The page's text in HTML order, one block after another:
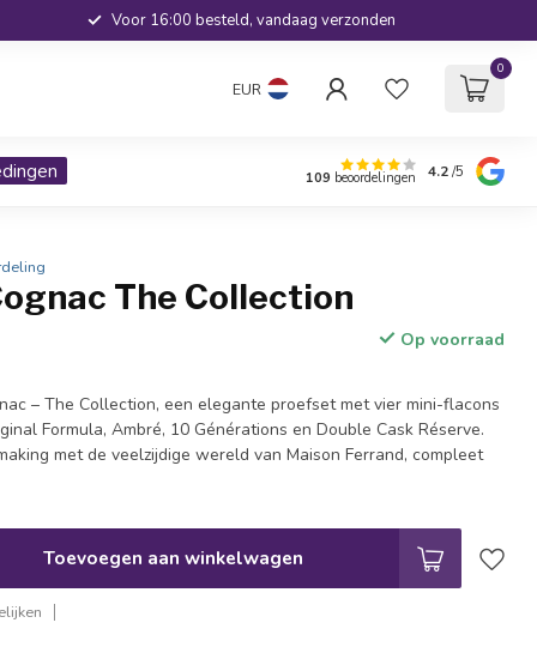
Voor 16:00 besteld, vandaag verzonden
EUR
0
109 beoordelingen 4.2/5
The Collection
Op voorraad
– The Collection, een elegante proefset met vier mini-flacons
Formula, Ambré, 10 Générations en Double Cask Réserve.
met de veelzijdige wereld van Maison Ferrand, compleet
Toevoegen aan winkelwagen